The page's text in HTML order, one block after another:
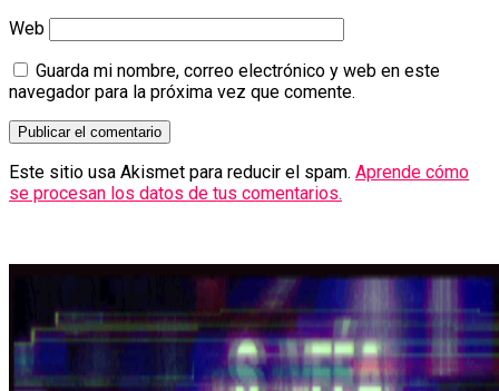
Web
Guarda mi nombre, correo electrónico y web en este
navegador para la próxima vez que comente.
Este sitio usa Akismet para reducir el spam. Aprende cómo
se procesan los datos de tus comentarios.